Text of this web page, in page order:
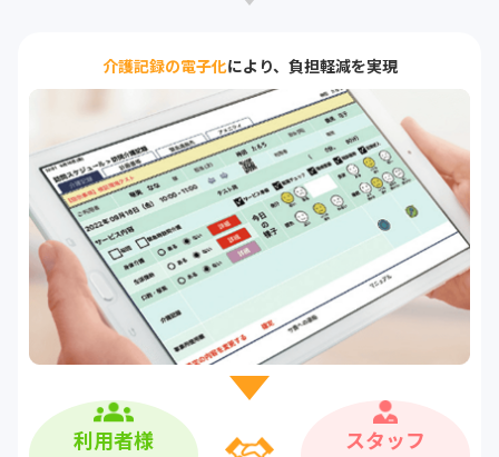
介護記録の電子化により、負担軽減を実現
利用者様 スタッフ